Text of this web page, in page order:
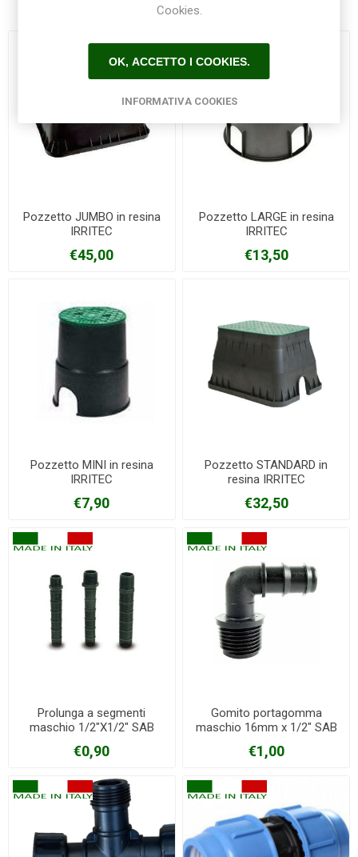
Pozzetto JUMBO in resina
IRRITEC
€45,00
Pozzetto LARGE in resina
IRRITEC
€13,50
Pozzetto MINI in resina
IRRITEC
€7,90
Pozzetto STANDARD in
resina IRRITEC
€32,50
Prolunga a segmenti
maschio 1/2"X1/2" SAB
€0,90
Gomito portagomma
maschio 16mm x 1/2" SAB
€1,00
Cookies.
OK, ACCETTO I COOKIES.
INFORMATIVA COOKIES